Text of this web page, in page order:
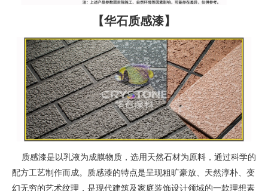
【华石质感漆】
质感漆是以乳液为成膜物质，选用天然石材为原料，通过科学的
配方工艺制作而成。质感漆的特点是呈现粗旷豪放、天然淳朴、变
幻无穷的艺术纹理，是现代建筑及家庭装饰设计领域的一款理想素